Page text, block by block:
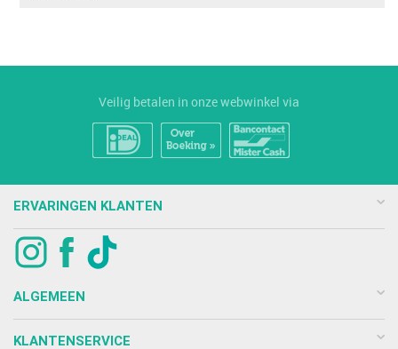
Veilig betalen in onze webwinkel via
ERVARINGEN KLANTEN
ALGEMEEN
KLANTENSERVICE